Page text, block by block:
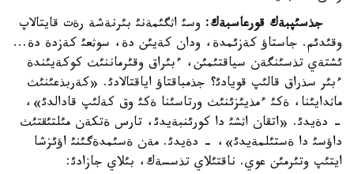
جذسئپبةك قورعاسبةك: وسئ اثگئمةنئ بئرنةشة رةت قايتالاپ
وقئدئم. جاستاؤ كةزئمدة، ودان كةيئن دة، سوثعئ كةزدة دة...
ئشتةي تذسئنگةن سياقتئمئن، ءبئراق وقئرماننئث كوكةيئندة
ءبئر سذراق قالئپ قويادئ؟ جذمباقتاؤ اياقتالادئ. «كةربذعئنئث
ماثدايئنا، ةكئ ءمذيئزئنئث ورتاسئنا ةكئ وق كةلئپ قادالدئ»،
- دةيدئ. «اتقان اثشئ دا كورئنبةيدئ، تارس ةتكةن مئلتئقتئث
داؤسئ دا ةستئلمةيدئ»، - دةيدئ. مةن ةسئمدةگئنئ اؤئزشا
ايتئپ وتئرمئن عوي. ناقتئلاي تذسسةك، بئلاي جازادئ: